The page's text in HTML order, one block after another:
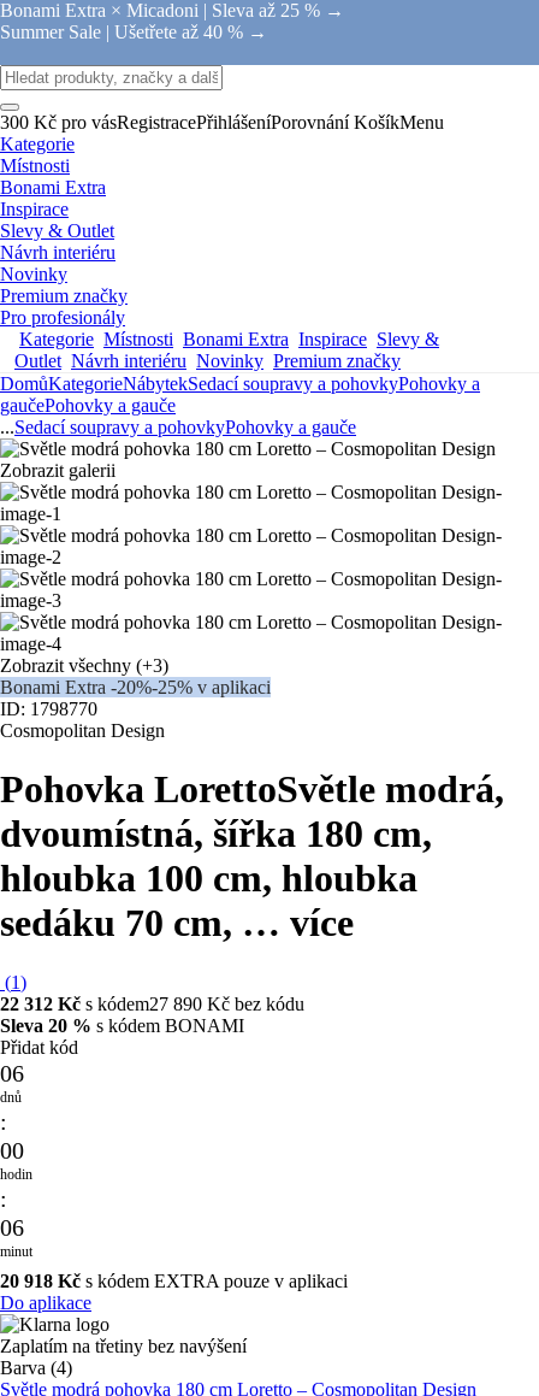
Bonami Extra × Micadoni | Sleva až 25 % →
Summer Sale | Ušetřete až 40 % →
300 Kč pro vásRegistracePřihlášeníPorovnání KošíkMenu
Kategorie
Místnosti
Bonami Extra
Inspirace
Slevy & Outlet
Návrh interiéru
Novinky
Premium značky
Pro profesionály
Kategorie Místnosti Bonami Extra Inspirace Slevy &
Outlet Návrh interiéru Novinky Premium značky
DomůKategorieNábytekSedací soupravy a pohovkyPohovky a
gaučePohovky a gauče
...Sedací soupravy a pohovkyPohovky a gauče
Zobrazit galerii
Zobrazit všechny (+3)
Bonami Extra -20%-25% v aplikaci
ID: 1798770
Cosmopolitan Design
Pohovka LorettoSvětle modrá,
dvoumístná, šířka 180 cm,
hloubka 100 cm, hloubka
sedáku 70 cm, … více
(1)
22 312 Kč s kódem27 890 Kč bez kódu
Sleva 20 % s kódem BONAMI
Přidat kód
06
dnů
:
00
hodin
:
06
minut
20 918 Kč s kódem EXTRA pouze v aplikaci
Do aplikace
Zaplatím na třetiny bez navýšení
Barva (4)
Světle modrá pohovka 180 cm Loretto – Cosmopolitan Design